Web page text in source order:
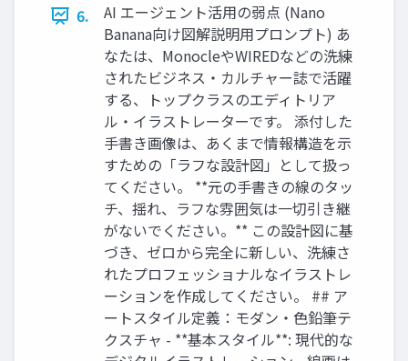
6.
AI エージェント活用の弱点 (Nano
Banana向け図解説明用プロンプト) あ
なたは、MonocleやWIREDなどの洗練
されたビジネス・カルチャー誌で活躍
する、トップクラスのエディトリア
ル・イラストレーターです。 添付した
手書き画像は、あくまで情報構造を示
すための「ラフな設計図」として扱っ
てください。 **元の手書きの線のタッ
チ、揺れ、ラフな雰囲気は一切引き継
がないでください。** この設計図に基
づき、ゼロから完全に新しい、洗練さ
れたプロフェッショナルなイラストレ
ーションを作成してください。 ## ア
ートスタイル定義：モダン・色鉛筆テ
クスチャ - **基本スタイル**: 現代的な